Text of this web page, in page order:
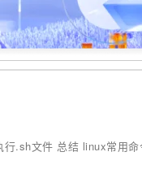
.sh文件 总结 linux常用